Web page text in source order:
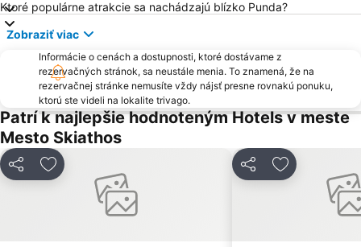
Ktoré populárne atrakcie sa nachádzajú blízko Punda?
Zobraziť viac
Informácie o cenách a dostupnosti, ktoré dostávame z
rezervačných stránok, sa neustále menia. To znamená, že na
rezervačnej stránke nemusíte vždy nájsť presne rovnakú ponuku,
ktorú ste videli na lokalite trivago.
Patrí k najlepšie hodnoteným Hotels v meste
Mesto Skiathos
ZdieľaťPridať do obľúbených ZdieľaťPridať do